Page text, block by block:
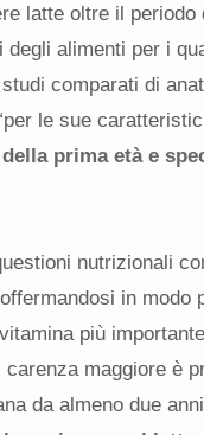
latte oltre il periodo
alimenti per i
comparati di
le sue
prima età e
nutrizionali
in modo
più
maggiore è
da almeno due